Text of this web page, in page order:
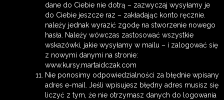
dane do Ciebie nie dotrą – zazwyczaj wysyłamy je
do Ciebie jeszcze raz – zakładając konto ręcznie.
należy jednak wyrazić zgodę na stworzenie nowego
hasła. Należy wówczas zastosować wszystkie
wskazówki, jakie wysyłamy w mailu – i zalogować się
z nowymi danymi na stronie:
www.kursy.martaidczak.com
Nie ponosimy odpowiedzialności za błędnie wpisany
adres e-mail. Jeśli wpisujesz błędny adres musisz się
liczyć z tym, że nie otrzymasz danych do logowania